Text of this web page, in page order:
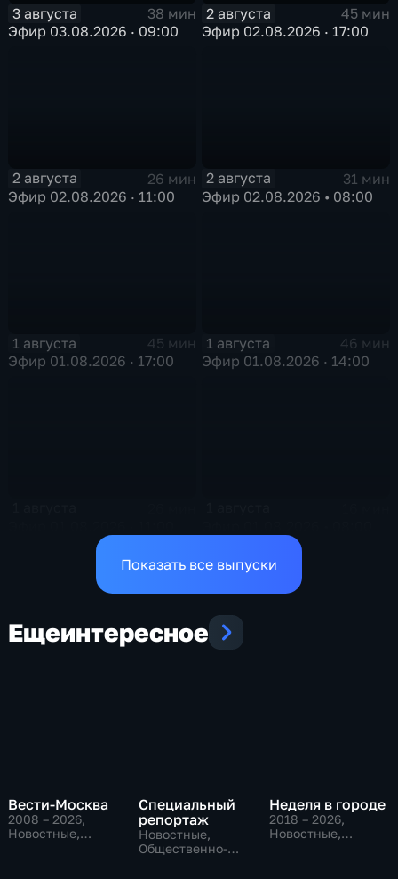
3 августа
38 мин
Эфир 03.08.2026 · 09:00
2 августа
45 мин
Эфир 02.08.2026 · 17:00
2 августа
26 мин
Эфир 02.08.2026 · 11:00
2 августа
31 мин
Эфир 02.08.2026 • 08:00
1 августа
45 мин
Эфир 01.08.2026 · 17:00
1 августа
46 мин
Эфир 01.08.2026 · 14:00
Показать все выпуски
Ещеинтересное
Вести-Москва
2008 – 2026,
Новостные,
Специальный
репортаж
Новостные,
Общественно-
Неделя в городе
2018 – 2026,
Новостные,